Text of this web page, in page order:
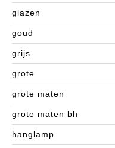
glazen
goud
grijs
grote
grote maten
grote maten bh
hanglamp